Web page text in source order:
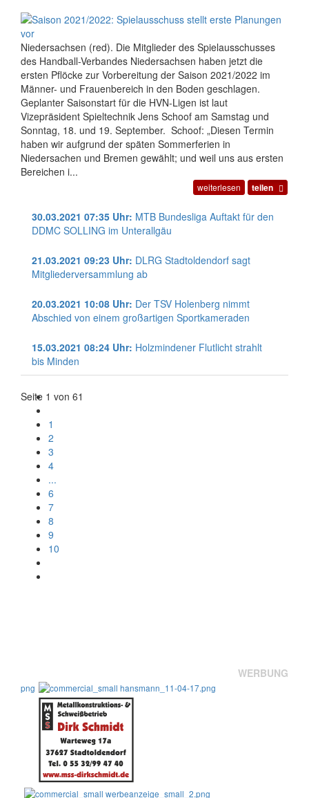
Niedersachsen (red). Die Mitglieder des Spielausschusses
des Handball-Verbandes Niedersachsen haben jetzt die
ersten Pflöcke zur Vorbereitung der Saison 2021/2022 im
Männer- und Frauenbereich in den Boden geschlagen.
Geplanter Saisonstart für die HVN-Ligen ist laut
Vizepräsident Spieltechnik Jens Schoof am Samstag und
Sonntag, 18. und 19. September. Schoof: „Diesen Termin
haben wir aufgrund der späten Sommerferien in
Niedersachen und Bremen gewählt; und weil uns aus ersten
Bereichen i...
weiterlesen teilen
30.03.2021 07:35 Uhr: MTB Bundesliga Auftakt für den
DDMC SOLLING im Unterallgäu
21.03.2021 09:23 Uhr: DLRG Stadtoldendorf sagt
Mitgliederversammlung ab
20.03.2021 10:08 Uhr: Der TSV Holenberg nimmt
Abschied von einem großartigen Sportkameraden
15.03.2021 08:24 Uhr: Holzmindener Flutlicht strahlt
bis Minden
Seite 1 von 61
1
2
3
4
...
6
7
8
9
10
WERBUNG